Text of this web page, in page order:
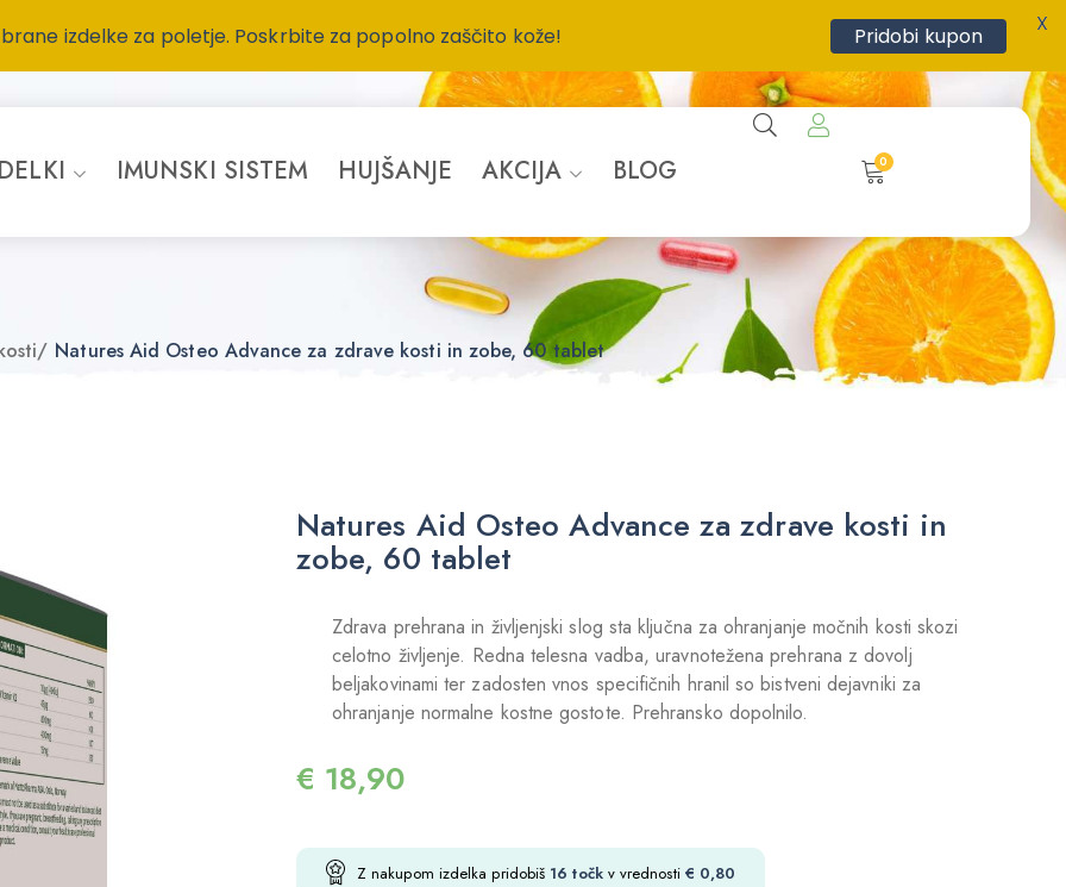
IMUNSKI SISTEM HUJŠANJE AKCIJA BLOG 0
/ Natures Aid Osteo Advance za zdrave kosti in zobe, 60 tablet
Natures Aid Osteo Advance za zdrave kosti in
zobe, 60 tablet
Zdrava prehrana in življenjski slog sta ključna za ohranjanje močnih kosti skozi
celotno življenje. Redna telesna vadba, uravnotežena prehrana z dovolj
beljakovinami ter zadosten vnos specifičnih hranil so bistveni dejavniki za
ohranjanje normalne kostne gostote. Prehransko dopolnilo.
€ 18,90
Z nakupom izdelka pridobiš 16 točkv vrednosti € 0,80
izdelke za poletje. Poskrbite za popolno zaščito kože! Pridobi kupon X